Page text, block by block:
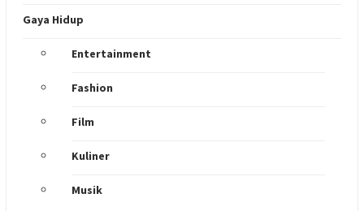
Gaya Hidup
Entertainment
Fashion
Film
Kuliner
Musik